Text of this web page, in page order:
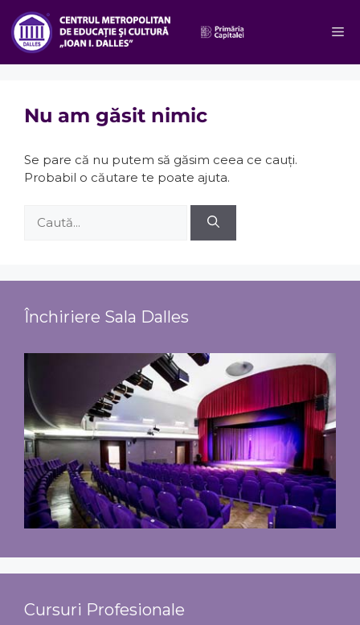
conținut
Nu am găsit nimic
Se pare că nu putem să găsim ceea ce cauți.
Probabil o căutare te poate ajuta.
după:
Închiriere Sala Dalles
Cursuri Profesionale